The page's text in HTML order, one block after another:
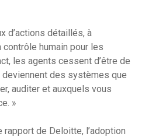
d’actions détaillés, à
contrôle humain pour les
les agents cessent d’être de
des systèmes que
auditer et auxquels vous
»
de Deloitte, l’adoption